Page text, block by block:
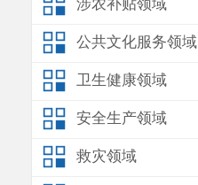
涉农补贴领域
公共文化服务领域
卫生健康领域
安全生产领域
救灾领域